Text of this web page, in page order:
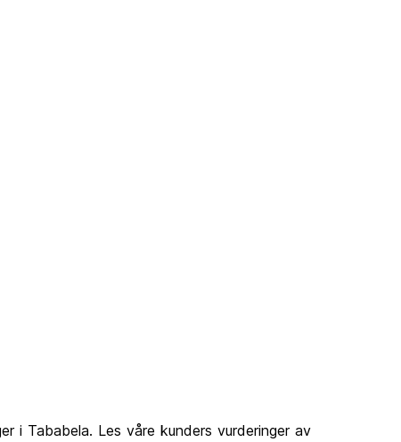
i Tababela. Les våre kunders vurderinger av